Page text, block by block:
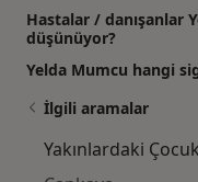
Hastalar / danışanlar
düşünüyor?
Yelda Mumcu hangi
İlgili aramalar
Yakınlardaki